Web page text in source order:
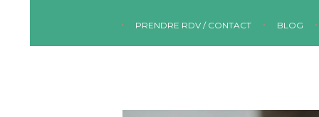
PRENDRE RDV / CONTACT BLOG